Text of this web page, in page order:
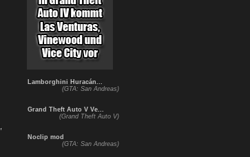
Lamborghini Huracán...
(GTA: San Andreas)
Grand Theft Auto V Ve...
(Grand Theft Auto V)
Noclip mod
(GTA: San Andreas)